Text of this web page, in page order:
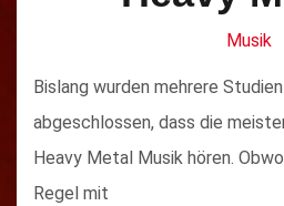
Musik
Bislang wurden mehrere
abgeschlossen, dass die
Heavy Metal Musik hören.
Regel mit